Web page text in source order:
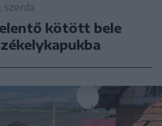
szerda
kötött bele